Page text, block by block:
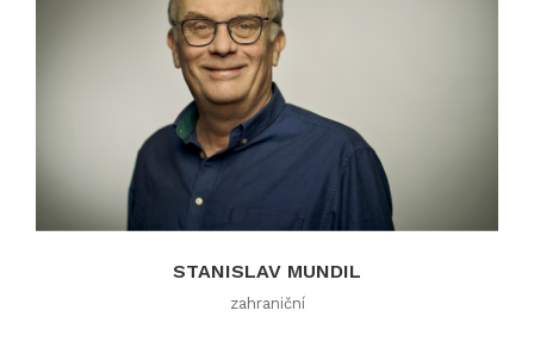
STANISLAV MUNDIL
zahraniční